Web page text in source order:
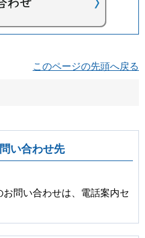
このページの先頭へ戻る
い合わせ先
問い合わせは、電話案内セ